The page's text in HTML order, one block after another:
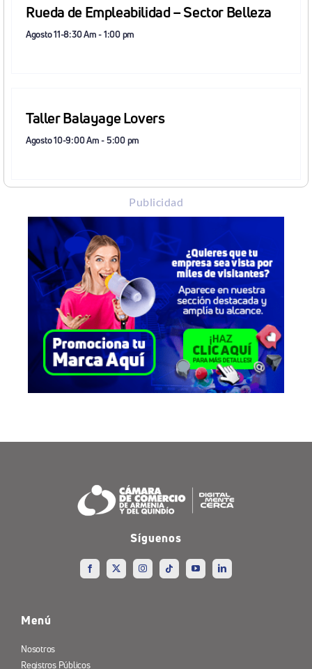
Rueda de Empleabilidad – Sector Belleza
Agosto 11-8:30 Am-1:00 pm
Taller Balayage Lovers
Agosto 10-9:00 Am-5:00 pm
Publicidad
Síguenos
Menú
Nosotros
Registros Públicos